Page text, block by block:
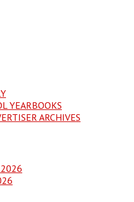
YEARBOOKS
ARCHIVES